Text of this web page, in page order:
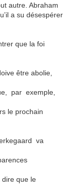
autre. Abraham
a su désespérer
que la foi
être abolie,
par exemple,
le prochain
va
dire que le